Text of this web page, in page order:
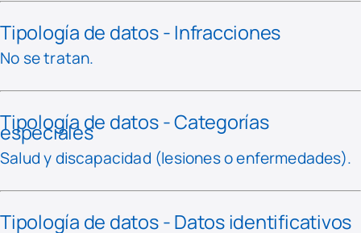
Tipología de datos - Infracciones
No se tratan.
Tipología de datos - Categorías
especiales
Salud y discapacidad (lesiones o enfermedades).
Tipología de datos - Datos identificativos